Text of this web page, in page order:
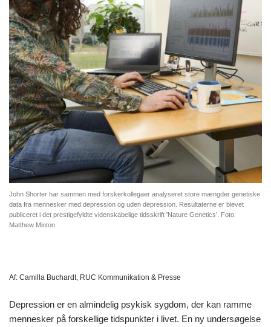
John Shorter har sammen med forskerkollegaer analyseret store mængder genetiske
data fra mennesker med depression og uden depression. Resultaterne er blevet
publiceret i det prestigefyldte videnskabelige tidsskrift 'Nature Genetics'. Foto:
Matthew Minton.
Af: Camilla Buchardt, RUC Kommunikation & Presse
Depression er en almindelig psykisk sygdom, der kan ramme
mennesker på forskellige tidspunkter i livet. En ny undersøgelse